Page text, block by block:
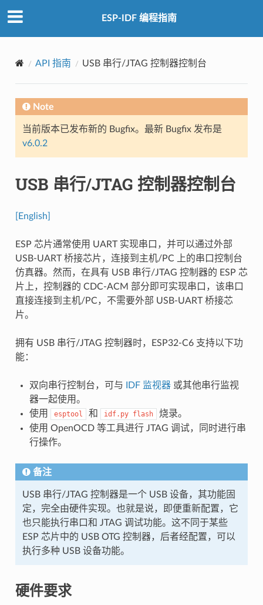
ESP-IDF 编程指南
API 指南 USB 串行/JTAG 控制器控制台
Note
当前版本已发布新的 Bugfix。最新 Bugfix 发布是
v6.0.2
USB 串行/JTAG 控制器控制台
[English]
ESP 芯片通常使用 UART 实现串口，并可以通过外部
USB-UART 桥接芯片，连接到主机/PC 上的串口控制台
仿真器。然而，在具有 USB 串行/JTAG 控制器的 ESP 芯
片上，控制器的 CDC-ACM 部分即可实现串口，该串口
直接连接到主机/PC，不需要外部 USB-UART 桥接芯
片。
拥有 USB 串行/JTAG 控制器时，ESP32-C6 支持以下功
能：
双向串行控制台，可与 IDF 监视器或其他串行监视
器一起使用。
使用
esptool 和 idf.py flash
烧录。
使用 OpenOCD 等工具进行 JTAG 调试，同时进行串
行操作。
备注
USB 串行/JTAG 控制器是一个 USB 设备，其功能固
定，完全由硬件实现。也就是说，即便重新配置，它
也只能执行串口和 JTAG 调试功能。这不同于某些
ESP 芯片中的 USB OTG 控制器，后者经配置，可以
执行多种 USB 设备功能。
硬件要求